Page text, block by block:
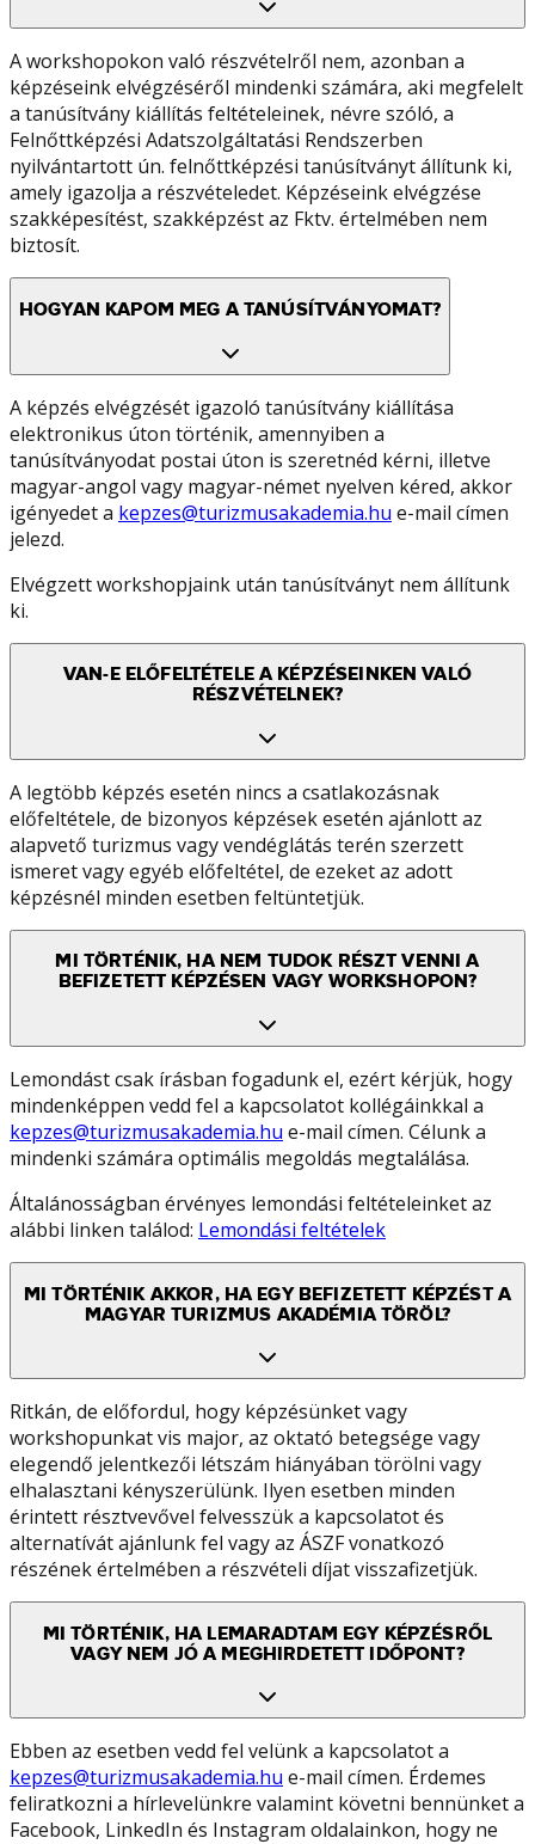
A workshopokon való részvételről nem, azonban a
képzéseink elvégzéséről mindenki számára, aki megfelelt
a tanúsítvány kiállítás feltételeinek, névre szóló, a
Felnőttképzési Adatszolgáltatási Rendszerben
nyilvántartott ún. felnőttképzési tanúsítványt állítunk ki,
amely igazolja a részvételedet. Képzéseink elvégzése
szakképesítést, szakképzést az Fktv. értelmében nem
biztosít.
HOGYAN KAPOM MEG A TANÚSÍTVÁNYOMAT?
A képzés elvégzését igazoló tanúsítvány kiállítása
elektronikus úton történik, amennyiben a
tanúsítványodat postai úton is szeretnéd kérni, illetve
magyar-angol vagy magyar-német nyelven kéred, akkor
igényedet a kepzes@turizmusakademia.hu e-mail címen
jelezd.
Elvégzett workshopjaink után tanúsítványt nem állítunk
ki.
VAN-E ELŐFELTÉTELE A KÉPZÉSEINKEN VALÓ
RÉSZVÉTELNEK?
A legtöbb képzés esetén nincs a csatlakozásnak
előfeltétele, de bizonyos képzések esetén ajánlott az
alapvető turizmus vagy vendéglátás terén szerzett
ismeret vagy egyéb előfeltétel, de ezeket az adott
képzésnél minden esetben feltüntetjük.
MI TÖRTÉNIK, HA NEM TUDOK RÉSZT VENNI A
BEFIZETETT KÉPZÉSEN VAGY WORKSHOPON?
Lemondást csak írásban fogadunk el, ezért kérjük, hogy
mindenképpen vedd fel a kapcsolatot kollégáinkkal a
kepzes@turizmusakademia.hu e-mail címen. Célunk a
mindenki számára optimális megoldás megtalálása.
Általánosságban érvényes lemondási feltételeinket az
alábbi linken találod: Lemondási feltételek
MI TÖRTÉNIK AKKOR, HA EGY BEFIZETETT KÉPZÉST A
MAGYAR TURIZMUS AKADÉMIA TÖRÖL?
Ritkán, de előfordul, hogy képzésünket vagy
workshopunkat vis major, az oktató betegsége vagy
elegendő jelentkezői létszám hiányában törölni vagy
elhalasztani kényszerülünk. Ilyen esetben minden
érintett résztvevővel felvesszük a kapcsolatot és
alternatívát ajánlunk fel vagy az ÁSZF vonatkozó
részének értelmében a részvételi díjat visszafizetjük.
MI TÖRTÉNIK, HA LEMARADTAM EGY KÉPZÉSRŐL
VAGY NEM JÓ A MEGHIRDETETT IDŐPONT?
Ebben az esetben vedd fel velünk a kapcsolatot a
kepzes@turizmusakademia.hu e-mail címen. Érdemes
feliratkozni a hírlevelünkre valamint követni bennünket a
Facebook, LinkedIn és Instagram oldalainkon, hogy ne